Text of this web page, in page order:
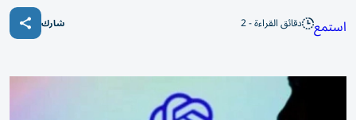
استمع دقائق القراءة - 2 شارك